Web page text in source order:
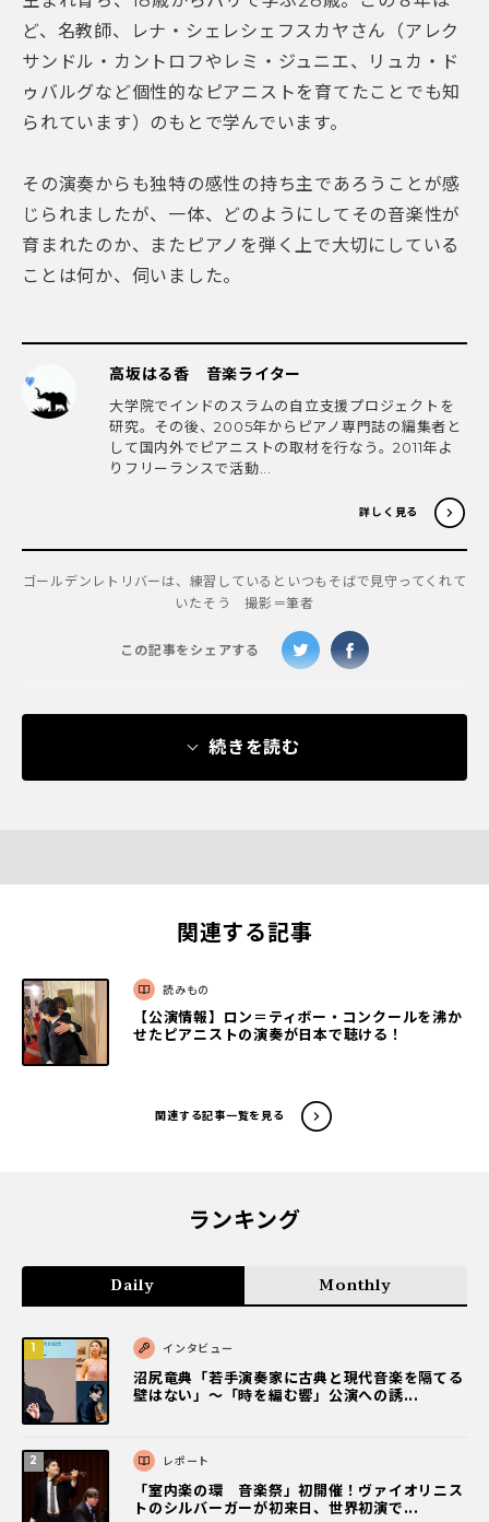
ど、名教師、レナ・シェレシェフスカヤさん（アレク
サンドル・カントロフやレミ・ジュニエ、リュカ・ド
ゥバルグなど個性的なピアニストを育てたことでも知
られています）のもとで学んでいます。
その演奏からも独特の感性の持ち主であろうことが感
じられましたが、一体、どのようにしてその音楽性が
育まれたのか、またピアノを弾く上で大切にしている
ことは何か、伺いました。
高坂はる香 音楽ライター
大学院でインドのスラムの自立支援プロジェクトを
研究。その後、2005年からピアノ専門誌の編集者と
して国内外でピアニストの取材を行なう。2011年よ
りフリーランスで活動...
詳しく見る
ゴールデンレトリバーは、練習しているといつもそばで見守ってくれて
いたそう 撮影＝筆者
この記事をシェアする
続きを読む
関連する記事
読みもの
【公演情報】ロン＝ティボー・コンクールを沸か
せたピアニストの演奏が日本で聴ける！
関連する記事一覧を見る
ランキング
Daily Monthly
インタビュー
沼尻竜典「若手演奏家に古典と現代音楽を隔てる
壁はない」～「時を編む響」公演への誘...
レポート
「室内楽の環 音楽祭」初開催！ヴァイオリニス
トのシルバーガーが初来日、世界初演で...